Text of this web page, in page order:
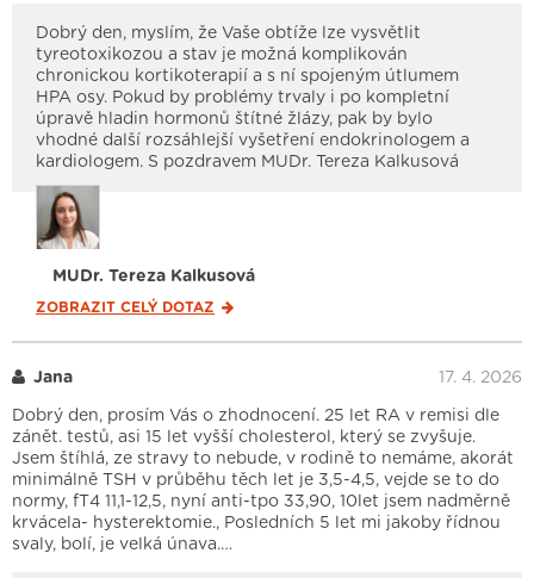
Dobrý den, myslím, že Vaše obtíže lze vysvětlit
tyreotoxikozou a stav je možná komplikován
chronickou kortikoterapií a s ní spojeným útlumem
HPA osy. Pokud by problémy trvaly i po kompletní
úpravě hladin hormonů štítné žlázy, pak by bylo
vhodné další rozsáhlejší vyšetření endokrinologem a
kardiologem. S pozdravem MUDr. Tereza Kalkusová
MUDr. Tereza Kalkusová
ZOBRAZIT CELÝ DOTAZ
Jana 17. 4. 2026
Dobrý den, prosím Vás o zhodnocení. 25 let RA v remisi dle
zánět. testů, asi 15 let vyšší cholesterol, který se zvyšuje.
Jsem štíhlá, ze stravy to nebude, v rodině to nemáme, akorát
minimálně TSH v průběhu těch let je 3,5-4,5, vejde se to do
normy, fT4 11,1-12,5, nyní anti-tpo 33,90, 10let jsem nadměrně
krvácela- hysterektomie., Posledních 5 let mi jakoby řídnou
svaly, bolí, je velká únava.…